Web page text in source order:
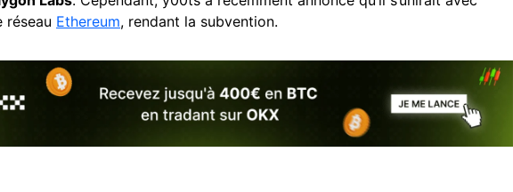
réseau Ethereum, rendant la subvention.